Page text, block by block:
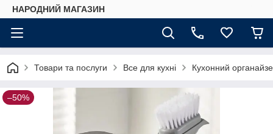
НАРОДНИЙ МАГАЗИН
Товари та послуги Все для кухні Кухонний
–50%